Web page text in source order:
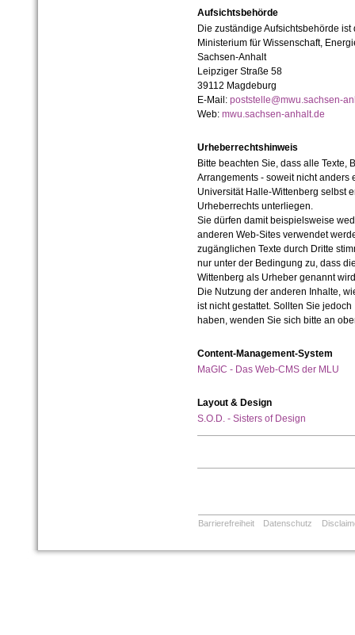
Aufsichtsbehörde
Die zuständige Aufsichtsbehörde ist
Ministerium für Wissenschaft,
Sachsen-Anhalt
Leipziger Straße 58
39112 Magdeburg
E-Mail: poststelle@mwu.sachsen-
Web: mwu.sachsen-anhalt.de
Urheberrechtshinweis
Bitte beachten Sie, dass alle Texte,
Arrangements - soweit nicht anders
Universität Halle-Wittenberg selbst
Urheberrechts unterliegen.
Sie dürfen damit beispielsweise
anderen Web-Sites verwendet
zugänglichen Texte durch Dritte
nur unter der Bedingung zu, dass
Wittenberg als Urheber genannt
Die Nutzung der anderen Inhalte,
ist nicht gestattet. Sollten Sie
haben, wenden Sie sich bitte an
Content-Management-System
MaGIC - Das Web-CMS der MLU
Layout & Design
S.O.D. - Sisters of Design
Barrierefreiheit Datenschutz